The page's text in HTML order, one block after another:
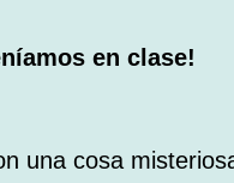
en clase!
una cosa